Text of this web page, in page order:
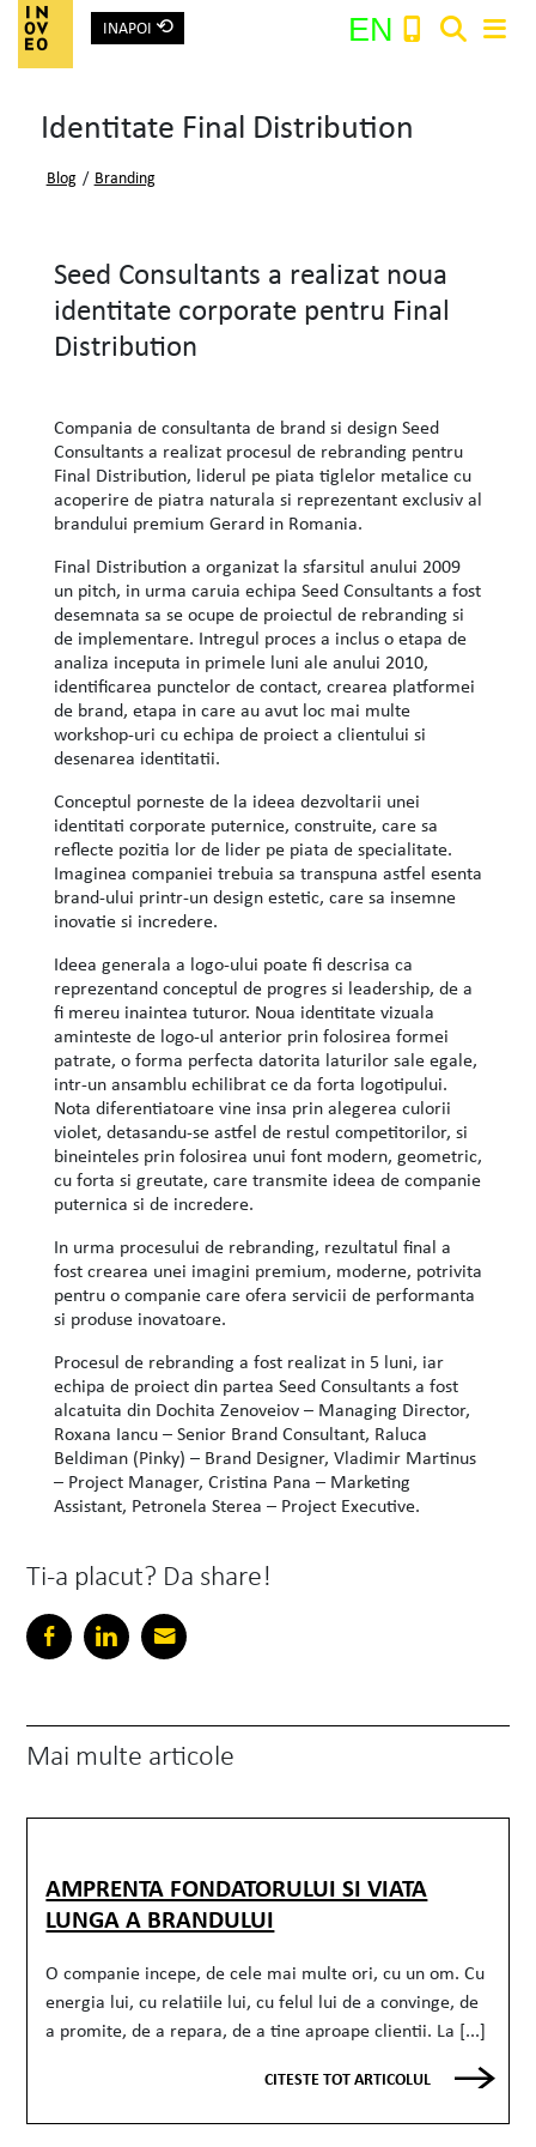
Main Navigation
INAPOI ⟲ EN
Search:
Identitate Final Distribution
Blog / Branding
Seed Consultants a realizat noua
identitate corporate pentru Final
Distribution
Compania de consultanta de brand si design Seed
Consultants a realizat procesul de rebranding pentru
Final Distribution, liderul pe piata tiglelor metalice cu
acoperire de piatra naturala si reprezentant exclusiv al
brandului premium Gerard in Romania.
Final Distribution a organizat la sfarsitul anului 2009
un pitch, in urma caruia echipa Seed Consultants a fost
desemnata sa se ocupe de proiectul de rebranding si
de implementare. Intregul proces a inclus o etapa de
analiza inceputa in primele luni ale anului 2010,
identificarea punctelor de contact, crearea platformei
de brand, etapa in care au avut loc mai multe
workshop-uri cu echipa de proiect a clientului si
desenarea identitatii.
Conceptul porneste de la ideea dezvoltarii unei
identitati corporate puternice, construite, care sa
reflecte pozitia lor de lider pe piata de specialitate.
Imaginea companiei trebuia sa transpuna astfel esenta
brand-ului printr-un design estetic, care sa insemne
inovatie si incredere.
Ideea generala a logo-ului poate fi descrisa ca
reprezentand conceptul de progres si leadership, de a
fi mereu inaintea tuturor. Noua identitate vizuala
aminteste de logo-ul anterior prin folosirea formei
patrate, o forma perfecta datorita laturilor sale egale,
intr-un ansamblu echilibrat ce da forta logotipului.
Nota diferentiatoare vine insa prin alegerea culorii
violet, detasandu-se astfel de restul competitorilor, si
bineinteles prin folosirea unui font modern, geometric,
cu forta si greutate, care transmite ideea de companie
puternica si de incredere.
In urma procesului de rebranding, rezultatul final a
fost crearea unei imagini premium, moderne, potrivita
pentru o companie care ofera servicii de performanta
si produse inovatoare.
Procesul de rebranding a fost realizat in 5 luni, iar
echipa de proiect din partea Seed Consultants a fost
alcatuita din Dochita Zenoveiov – Managing Director,
Roxana Iancu – Senior Brand Consultant, Raluca
Beldiman (Pinky) – Brand Designer, Vladimir Martinus
– Project Manager, Cristina Pana – Marketing
Assistant, Petronela Sterea – Project Executive.
Ti-a placut? Da share!
Mai multe articole
AMPRENTA FONDATORULUI SI VIATA
LUNGA A BRANDULUI
O companie incepe, de cele mai multe ori, cu un om. Cu
energia lui, cu relatiile lui, cu felul lui de a convinge, de
a promite, de a repara, de a tine aproape clientii. La [...]
CITESTE TOT ARTICOLUL